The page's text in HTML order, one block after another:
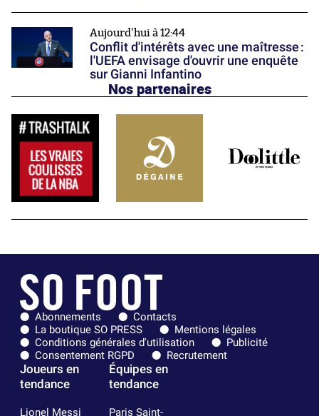
Aujourd'hui à 12:44
Conflit d'intérêts avec une maîtresse :
l'UEFA envisage d'ouvrir une enquête
sur Gianni Infantino
Nos partenaires
Abonnements
Contacts
La boutique SO PRESS
Mentions légales
Conditions générales d'utilisation
Publicité
Consentement RGPD
Recrutement
Joueurs en
tendance
Lionel Messi
Équipes en
tendance
Paris Saint-